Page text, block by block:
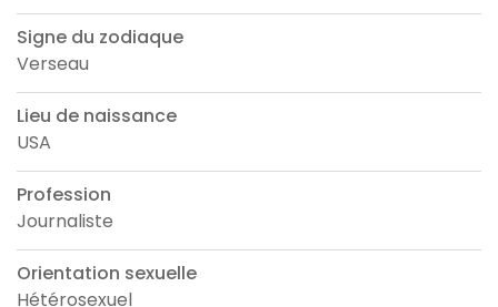
Signe du zodiaque
Verseau
Lieu de naissance
USA
Profession
Journaliste
Orientation sexuelle
Hétérosexuel